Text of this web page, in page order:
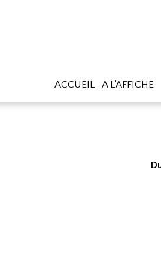
ACCUEIL A L'AFFICHE